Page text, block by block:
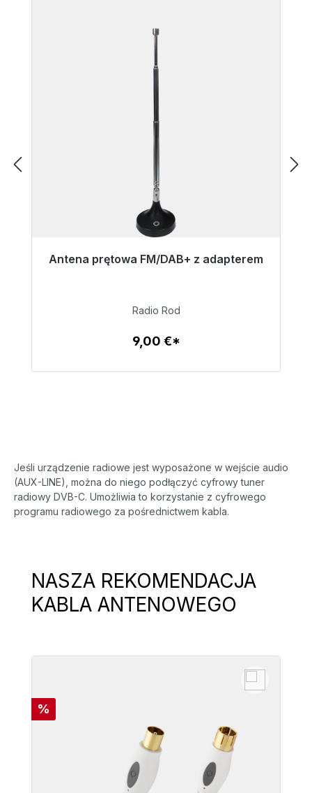
Antena prętowa FM/DAB+ z adapterem
Gotowy do natychmiastowej wysyłki, czas
9,00 €
Radio Rod
9,00 €*
Jeśli urządzenie radiowe jest wyposażone w wejście audio
(AUX-LINE), można do niego podłączyć cyfrowy tuner
radiowy DVB-C. Umożliwia to korzystanie z cyfrowego
programu radiowego za pośrednictwem kabla.
Pomiń galerię produktów
NASZA REKOMENDACJA
KABLA ANTENOWEGO
Rabat
%